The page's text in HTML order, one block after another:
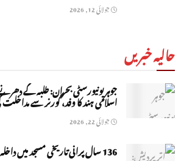
جولائی 12, 2026
حالیہ خبریں
جوہر یونیورسٹی بحران: طلبہ کے
اسلامی ہند کا وفد، گورنر سے
جولائی 22, 2026
136 سال پرانی تاریخی مسجد میں داخلہ بند، نماز پر بھی پابندی!